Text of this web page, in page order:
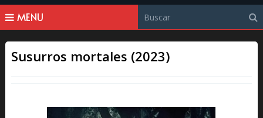
MENU
Susurros mortales (2023)